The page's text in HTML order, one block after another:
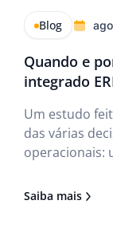
Blog
Quando e
integrado
Um estudo
das várias
operacionais:
diminuição de
Saiba mais